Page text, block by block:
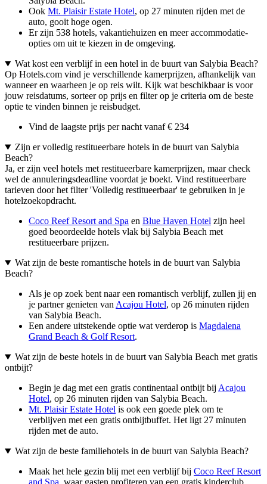
Ook Mt. Plaisir Estate Hotel, op 27 minuten rijden met de
auto, gooit hoge ogen.
Er zijn 538 hotels, vakantiehuizen en meer accommodatie-
opties om uit te kiezen in de omgeving.
Wat kost een verblijf in een hotel in de buurt van Salybia Beach?
Op Hotels.com vind je verschillende kamerprijzen, afhankelijk van
wanneer en waarheen je op reis wilt. Kijk wat beschikbaar is voor
jouw reisdatums, sorteer op prijs en filter op je criteria om de beste
optie te vinden binnen je reisbudget.
Vind de laagste prijs per nacht vanaf € 234
Zijn er volledig restitueerbare hotels in de buurt van Salybia
Beach?
Ja, er zijn veel hotels met restitueerbare kamerprijzen, maar check
wel de annuleringsdeadline voordat je boekt. Vind restitueerbare
tarieven door het filter 'Volledig restitueerbaar' te gebruiken in je
hotelzoekopdracht.
Coco Reef Resort and Spa en Blue Haven Hotel zijn heel
goed beoordeelde hotels vlak bij Salybia Beach met
restitueerbare prijzen.
Wat zijn de beste romantische hotels in de buurt van Salybia
Beach?
Als je op zoek bent naar een romantisch verblijf, zullen jij en
je partner genieten van Acajou Hotel, op 26 minuten rijden
van Salybia Beach.
Een andere uitstekende optie wat verderop is Magdalena
Grand Beach & Golf Resort.
Wat zijn de beste hotels in de buurt van Salybia Beach met gratis
ontbijt?
Begin je dag met een gratis continentaal ontbijt bij Acajou
Hotel, op 26 minuten rijden van Salybia Beach.
Mt. Plaisir Estate Hotel is ook een goede plek om te
verblijven met een gratis ontbijtbuffet. Het ligt 27 minuten
rijden met de auto.
Wat zijn de beste familiehotels in de buurt van Salybia Beach?
Maak het hele gezin blij met een verblijf bij Coco Reef Resort